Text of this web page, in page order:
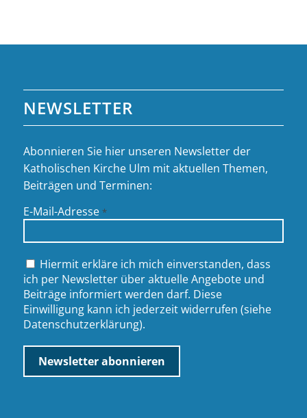
NEWSLETTER
Abonnieren Sie hier unseren Newsletter der
Katholischen Kirche Ulm mit aktuellen Themen,
Beiträgen und Terminen:
E-Mail-Adresse *
Hiermit erkläre ich mich einverstanden, dass
ich per Newsletter über aktuelle Angebote und
Beiträge informiert werden darf. Diese
Einwilligung kann ich jederzeit widerrufen (siehe
Datenschutzerklärung).